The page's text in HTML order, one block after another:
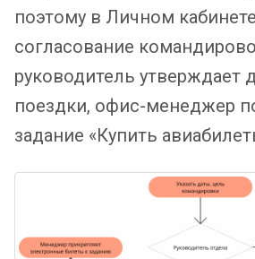
поэтому в Личном
согласование
руководитель утверждает
поездки, офис-менеджер
задание «Купить